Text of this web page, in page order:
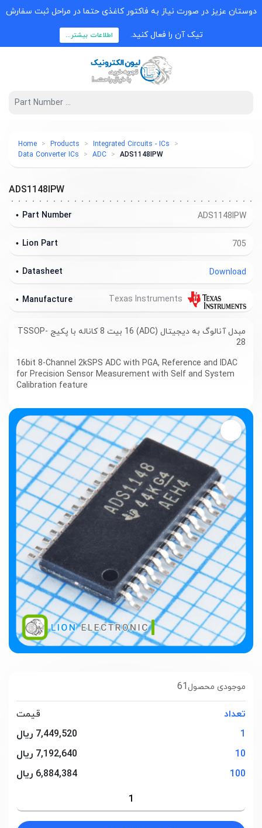
دوستان عزیز در صورت نیاز به فاکتور کاغذی حتما در مراحل ثبت سفارش
تیک آن را فعال کنید. اطلاعات بیشتر...
Home Products
Integrated Circuits - ICs
Data Converter ICs
ADC ADS1148IPW
61 موجودی محصول
تعداد
قیمت
1
7,449,520 ریال
10
7,192,640 ریال
100
6,884,384 ریال
ADS1148IPW
ADS1148IPW
Part Number
705
Lion Part
Download
Datasheet
Manufacture
مبدل آنالوگ به دیجیتال (ADC) 16 بیت 8 کاناله با پکیج TSSOP-
28
16bit 8-Channel 2kSPS ADC with PGA, Reference and IDAC
for Precision Sensor Measurement with Self and System
Calibration feature